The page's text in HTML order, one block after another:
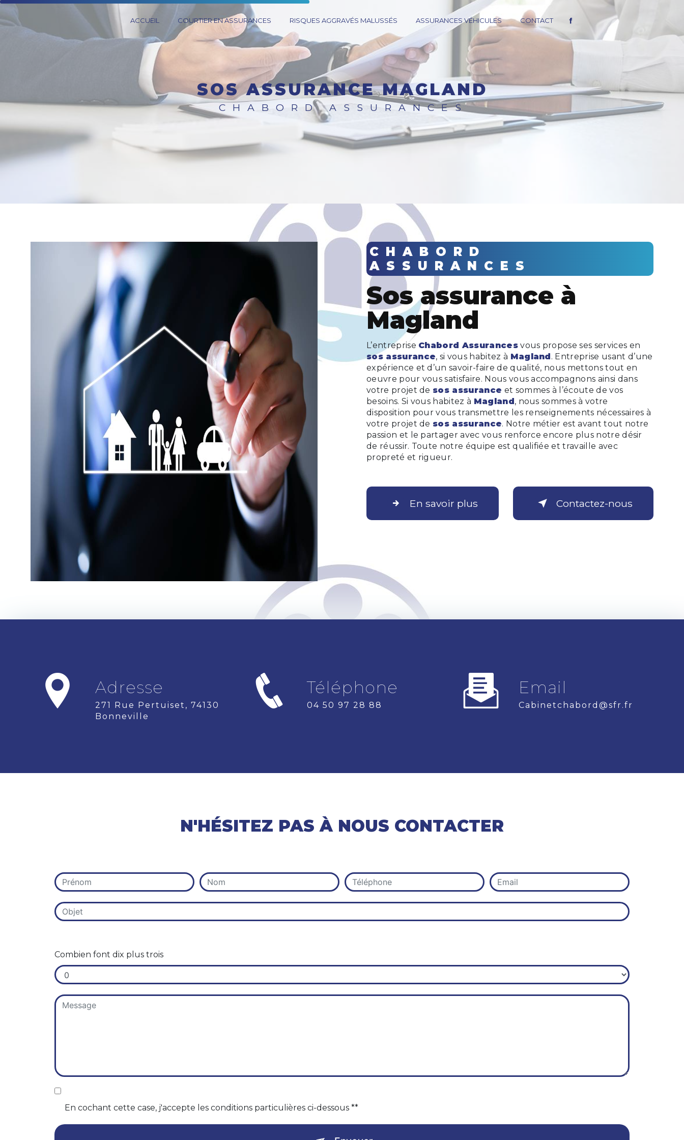
ACCUEIL COURTIER EN ASSURANCES RISQUES AGGRAVÉS MALUSSÉS ASSURANCES VÉHICULES CONTACT
SOS ASSURANCE MAGLAND
CHABORD ASSURANCES
CHABORD
ASSURANCES
sos assurance à
Magland
L’entreprise Chabord Assurancesvous propose ses services en
sos assurance, si vous habitez à Magland . Entreprise usant d’une
expérience et d’un savoir-faire de qualité, nous mettons tout en
oeuvre pour vous satisfaire. Nous vous accompagnons ainsi dans
votre projet de sos assurance et sommes à l’écoute de vos
besoins. Si vous habitez à Magland , nous sommes à votre
disposition pour vous transmettre les renseignements nécessaires à
votre projet de sos assurance. Notre métier est avant tout notre
passion et le partager avec vous renforce encore plus notre désir
de réussir. Toute notre équipe est qualifiée et travaille avec
propreté et rigueur.
En savoir plus Contactez-nous
Adresse
271 Rue Pertuiset, 74130
Bonneville
Téléphone
04 50 97 28 88
Email
cabinetchabord@sfr.fr
N'HÉSITEZ PAS À NOUS CONTACTER
Combien font dix plus trois
En cochant cette case, j'accepte les conditions particulières ci-dessous **
Panneau de gestion des cookies